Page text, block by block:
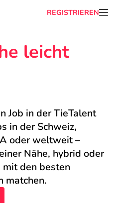
REGISTRIEREN
leicht
Job in der TieTalent
in der Schweiz,
oder weltweit –
Nähe, hybrid oder
den besten
matchen.